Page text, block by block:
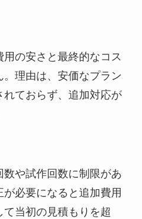
の安さと最終的なコス
。理由は、安価なプラン
ておらず、追加対応が
や試作回数に制限があ
必要になると追加費用
当初の見積もりを超